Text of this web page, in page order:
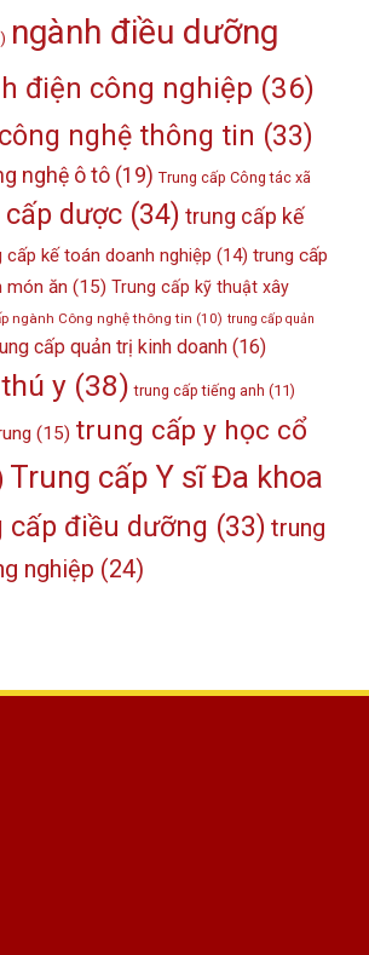
ngành điều dưỡng
điện công nghiệp (36)
nghệ thông tin (33)
nghệ ô tô(19) Trung cấp Công tác xã
dược(34) trung cấp kế
cấp kế toán doanh nghiệp (14) trung cấp
món ăn (15) Trung cấp kỹ thuật xây
ngành Công nghệ thông tin (10) trung cấp quản
cấp quản trị kinh doanh(16)
y(38) trung cấp tiếng anh (11)
(15) trung cấp y học cổ
Trung cấp Y sĩ Đa khoa
cấp điều dưỡng (33) trung
nghiệp (24)